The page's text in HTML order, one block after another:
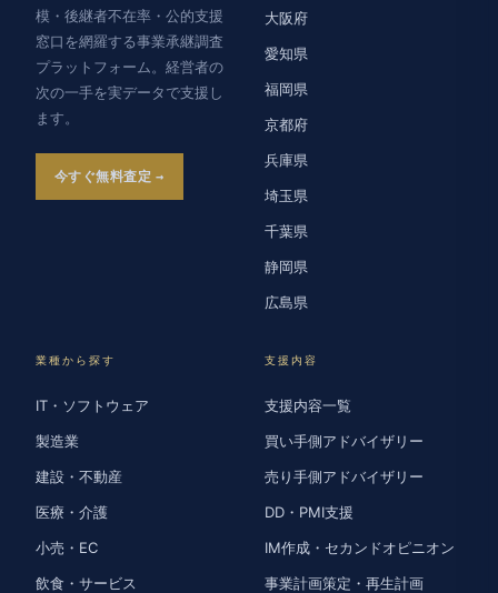
模・後継者不在率・公的支援
窓口を網羅する事業承継調査
プラットフォーム。経営者の
次の一手を実データで支援し
ます。
今すぐ無料査定
大阪府
愛知県
福岡県
京都府
兵庫県
埼玉県
千葉県
静岡県
広島県
業種から探す
IT・ソフトウェア
製造業
建設・不動産
医療・介護
小売・EC
飲食・サービス
支援内容
支援内容一覧
買い手側アドバイザリー
売り手側アドバイザリー
DD・PMI支援
IM作成・セカンドオピニオン
事業計画策定・再生計画